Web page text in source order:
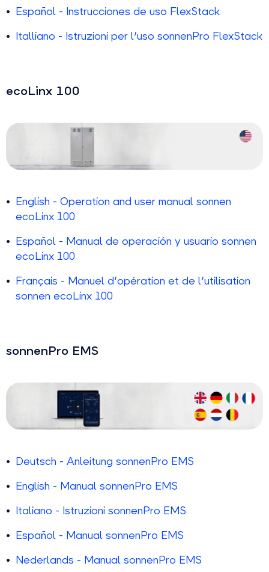
Español - Instrucciones de uso FlexStack
Italliano - Istruzioni per l'uso sonnenPro FlexStack
ecoLinx 100
English - Operation and user manual sonnen
ecoLinx 100
Español - Manual de operación y usuario sonnen
ecoLinx 100
Français - Manuel d'opération et de l'utilisation
sonnen ecoLinx 100
sonnenPro EMS
Deutsch - Anleitung sonnenPro EMS
English - Manual sonnenPro EMS
Italiano - Istruzioni sonnenPro EMS
Español - Manual sonnenPro EMS
Nederlands - Manual sonnenPro EMS